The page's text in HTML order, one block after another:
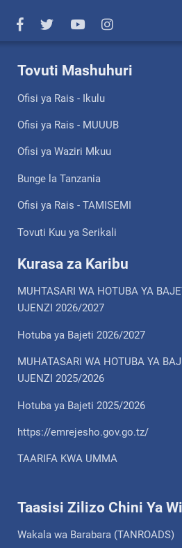
Tovuti Mashuhuri
Ofisi ya Rais - Ikulu
Ofisi ya Rais - MUUUB
Ofisi ya Waziri Mkuu
Bunge la Tanzania
Ofisi ya Rais - TAMISEMI
Tovuti Kuu ya Serikali
Kurasa za Karibu
MUHTASARI WA HOTUBA YA
UJENZI 2026/2027
Hotuba ya Bajeti 2026/2027
MUHATASARI WA HOTUBA YA
UJENZI 2025/2026
Hotuba ya Bajeti 2025/2026
https://emrejesho.gov.go.tz/
TAARIFA KWA UMMA
Taasisi Zilizo Chini Ya
Wakala wa Barabara (TANROADS)